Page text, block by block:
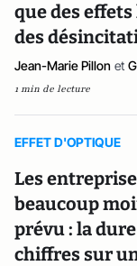
que des
des
Jean-Marie Pillon et
1 min de lecture
EFFET D'OPTIQUE
Les
beaucoup
prévu : la
chiffres sur